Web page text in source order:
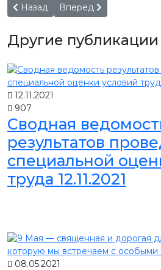
Предыдущий: Генеральный
Назад Следующий:
Вперед
Другие публикации
12.11.2021
907
Сводная
результатов
специальной
труда 12.11.2021
08.05.2021